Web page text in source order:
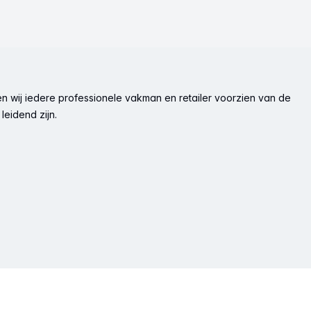
wij iedere professionele vakman en retailer voorzien van de
zijn.